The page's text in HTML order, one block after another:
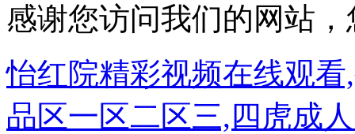
感谢您访问我们的网站
怡红院精彩视频在线观
品区一区二区三,四虎成